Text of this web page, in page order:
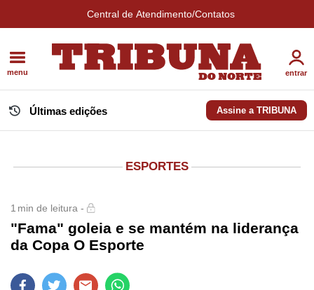
Central de Atendimento/Contatos
menu entrar
Últimas edições Assine a TRIBUNA
ESPORTES
1 min de leitura -
"Fama" goleia e se mantém na liderança
da Copa O Esporte